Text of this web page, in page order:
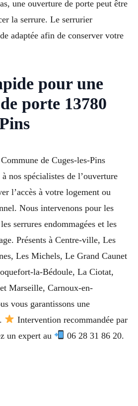
une ouverture de porte peut être
la serrure. Le serrurier
adaptée afin de conserver votre
pour une
porte 13780
de Cuges-les-Pins
nos spécialistes de l’ouverture
l’accès à votre logement ou
Nous intervenons pour les
serrures endommagées et les
Présents à Centre-ville, Les
Les Michels, Le Grand Caunet
la-Bédoule, La Ciotat,
Marseille, Carnoux-en-
vous garantissons une
Intervention recommandée par
un expert au
06 28 31 86 20.